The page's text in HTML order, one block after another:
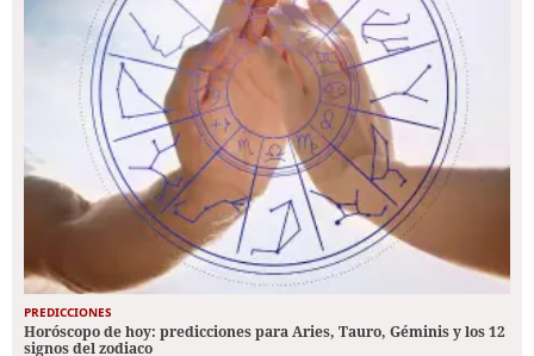
PREDICCIONES
Horóscopo de hoy: predicciones para Aries, Tauro, Géminis y los 12
signos del zodiaco